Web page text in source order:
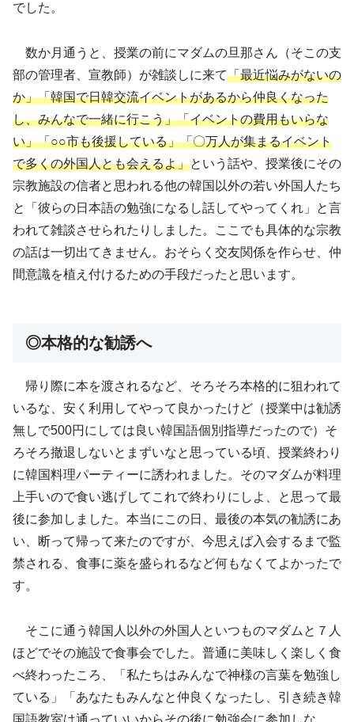
でした。
数か月通うと、授業の前にマダムの旦那さん（そこの支
部の管理者、宣教師）が雑談しに来て「最近悩みがないの
か」「韓国で日韓交流イベントがあるから仲良くなった
し、みんなで一緒に行こう」「イベントの費用もいらな
い」「○○市も後援している」「〇万人が集まるイベント
で多くの外国人とも会えるよ」という話や、授業後にその
宗教施設の信者と思われる他の韓国以外の若い外国人たち
と「彼らの日本語の勉強になるし話してやってくれ」と言
われて雑談させられたりしました。ここでも具体的な宗教
の話は一切出てきません。おそらく交友関係を作らせ、仲
間意識を植え付けるための手段だったと思います。
◎本格的な勧誘へ
帰り際に本を渡されるなど、そろそろ本格的に狙われて
いるな、安く利用してやって良かったけど（授業中は勧誘
無しで500円にしては良い韓国語個別指導だったので）そ
ろそろ撤退しないとまずいなと思っている頃、授業終わり
に韓国料理パーティーに誘われました。そのマダムが料理
上手いので食い逃げしてこれで終わりにしよ、と思って最
後に参加しました。本当にこの日、最後の本気の勧誘にあ
い、断って帰って来たのですが、今思えば入会するまで監
禁される、食事に薬を盛られるなど何もなくてよかったで
す。
そこに通う韓国人以外の外国人といつものマダムと７人
ほどでその施設で食事会でした。普通に美味しく楽しく食
べ終わったころ、「私たちはみんなで神様の言葉を勉強し
ている」「あなたもみんなと仲良くなったし、引き続き韓
国語教室は通っていいからその後に勉強会に参加しな